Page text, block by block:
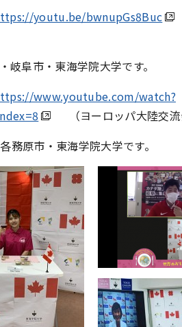
youtu.be/bwnupGs8Buc
阜市・東海学院大学です。
www.youtube.com/watch?
（ヨーロッパ大陸交流
務原市・東海学院大学です。